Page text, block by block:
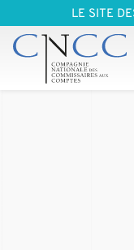
LE SITE